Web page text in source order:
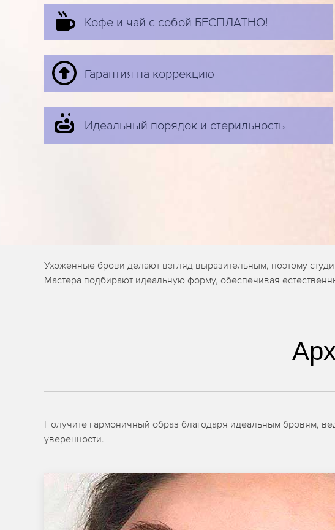
Кофе и чай с собой БЕСПЛАТНО!
Гарантия на коррекцию
Идеальный порядок и стерильность
Ухоженные брови делают взгляд выразительным, поэтому
Мастера подбирают идеальную форму, обеспечивая
Получите гармоничный образ благодаря идеальным бровям,
уверенности.